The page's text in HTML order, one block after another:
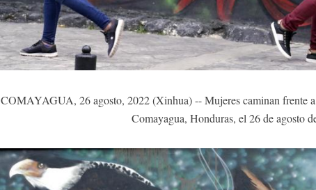
COMAYAGUA, 26 agosto, 2022 (Xinhua) -- Mujeres caminan frente
Comayagua, Honduras, el 26 de agosto